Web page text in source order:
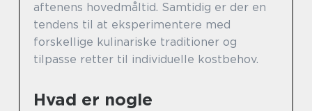
aftenens hovedmåltid. Samtidig er der en
tendens til at eksperimentere med
forskellige kulinariske traditioner og
tilpasse retter til individuelle kostbehov.
Hvad er nogle